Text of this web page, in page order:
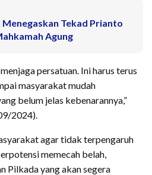
Tekad Prianto
Agung
persatuan. Ini harus terus
masyarakat mudah
belum jelas kebenarannya,”
2024).
agar tidak terpengaruh
memecah belah,
Pilkada yang akan segera